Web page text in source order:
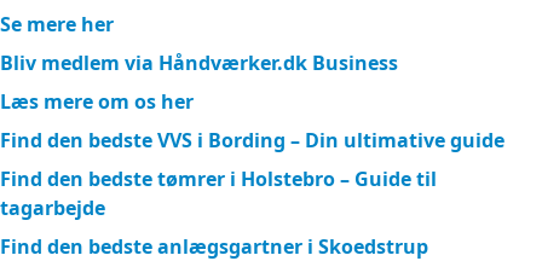
Se mere her
Bliv medlem via Håndværker.dk Business
Læs mere om os her
Find den bedste VVS i Bording – Din ultimative guide
Find den bedste tømrer i Holstebro – Guide til
tagarbejde
Find den bedste anlægsgartner i Skoedstrup